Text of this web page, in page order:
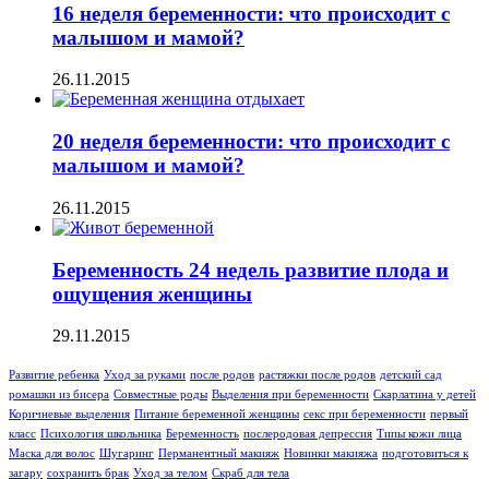
16 неделя беременности: что происходит с
малышом и мамой?
26.11.2015
20 неделя беременности: что происходит с
малышом и мамой?
26.11.2015
Беременность 24 недель развитие плода и
ощущения женщины
29.11.2015
Развитие ребенка Уход за руками после родов растяжки после родов детский сад
ромашки из бисера Совместные роды Выделения при беременности Скарлатина у детей
Коричневые выделения Питание беременной женщины секс при беременности первый
класс Психология школьника Беременность послеродовая депрессия Типы кожи лица
Маска для волос Шугаринг Перманентный макияж Новинки макияжа подготовиться к
загару сохранить брак Уход за телом Скраб для тела